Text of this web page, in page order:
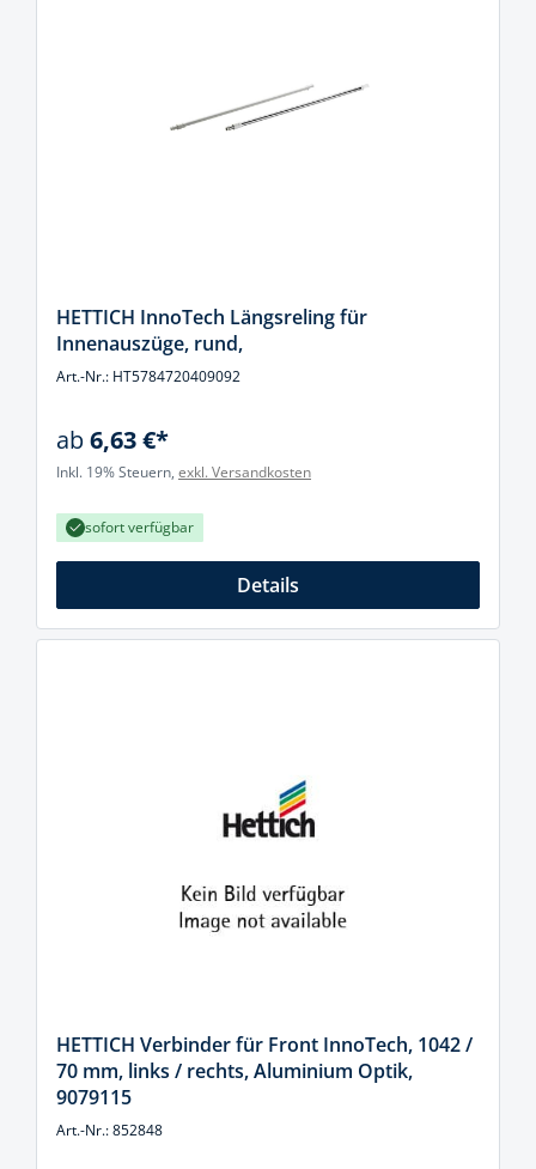
HETTICH InnoTech Längsreling für
Innenauszüge, rund,
Art.-Nr.: HT5784720409092
ab6,63 €*
Inkl. 19% Steuern, exkl. Versandkosten
sofort verfügbar
Details
HETTICH Verbinder für Front InnoTech, 1042 /
70 mm, links / rechts, Aluminium Optik,
9079115
Art.-Nr.: 852848